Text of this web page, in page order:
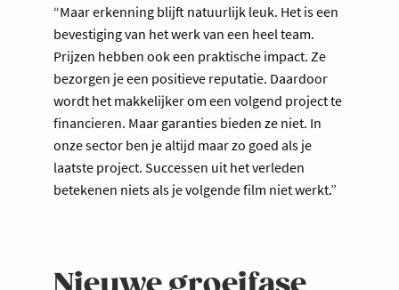
“Maar erkenning blijft natuurlijk leuk. Het is een
bevestiging van het werk van een heel team.
Prijzen hebben ook een praktische impact. Ze
bezorgen je een positieve reputatie. Daardoor
wordt het makkelijker om een volgend project te
financieren. Maar garanties bieden ze niet. In
onze sector ben je altijd maar zo goed als je
laatste project. Successen uit het verleden
betekenen niets als je volgende film niet werkt.”